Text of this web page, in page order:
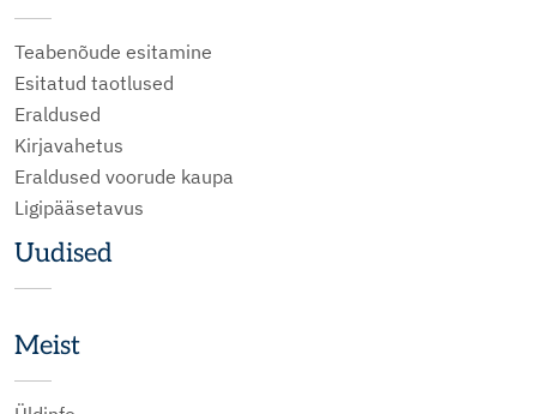
Teabenõude esitamine
Esitatud taotlused
Eraldused
Kirjavahetus
Eraldused voorude kaupa
Ligipääsetavus
Uudised
Meist